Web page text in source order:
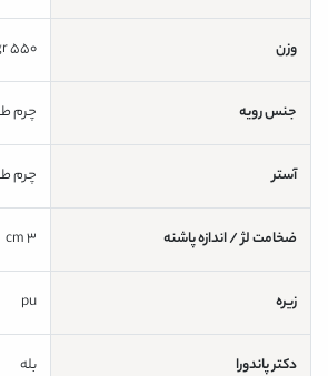
وزن 550 gr
جنس رویه چرم
آستر چرم
ضخامت لژ / اندازه پاشنه
زیره pu
دکتر پاندورا بله